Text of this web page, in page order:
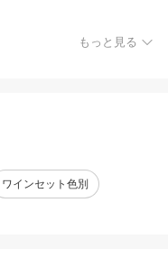
もっと見る
ワインセット色別